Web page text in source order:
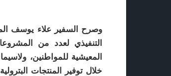
وصرح السفير علاء يوسف
التنفيذي لعدد من
المعيشية للمواطنين،
خلال توفير المنتجات